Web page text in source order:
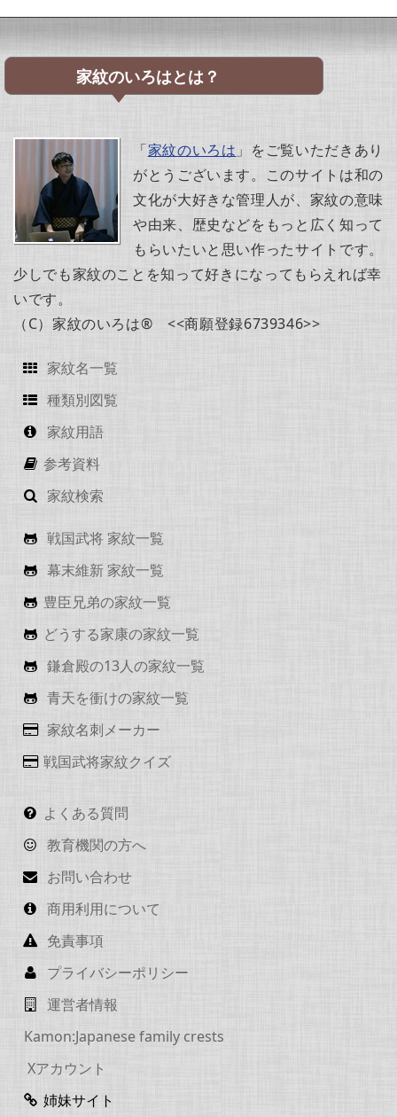
家紋のいろはとは？
「家紋のいろは 」をご覧いただきあり
がとうございます。このサイトは和の
文化が大好きな管理人が、家紋の意味
や由来、歴史などをもっと広く知って
もらいたいと思い作ったサイトです。
少しでも家紋のことを知って好きになってもらえれば幸
いです。
（C）家紋のいろは® <<商願登録6739346>>
家紋名一覧
種類別図覧
家紋用語
参考資料
家紋検索
戦国武将 家紋一覧
幕末維新 家紋一覧
豊臣兄弟の家紋一覧
どうする家康の家紋一覧
鎌倉殿の13人の家紋一覧
青天を衝けの家紋一覧
家紋名刺メーカー
戦国武将家紋クイズ
よくある質問
教育機関の方へ
お問い合わせ
商用利用について
免責事項
プライバシーポリシー
運営者情報
Kamon:Japanese family crests
Xアカウント
姉妹サイト